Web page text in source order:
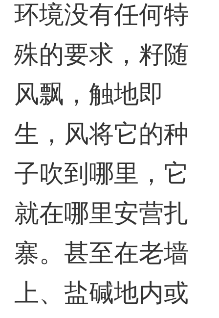
环境没有任何特
殊的要求，籽随
风飘，触地即
生，风将它的种
子吹到哪里，它
就在哪里安营扎
寨。甚至在老墙
上、盐碱地内或